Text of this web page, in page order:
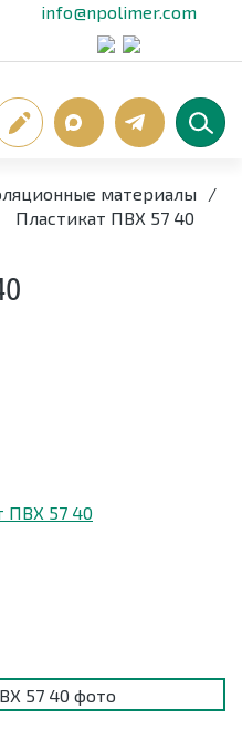
info@npolimer.com
материалы
/
Пластикат ПВХ 57 40